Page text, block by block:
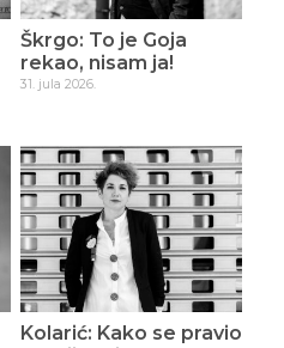
Škrgo: To je Goja
rekao, nisam ja!
31. jula 2026.
Kolarić: Kako se pravio